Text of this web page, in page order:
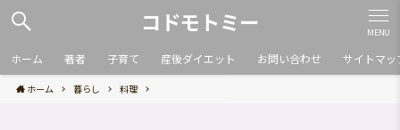
コドモトミー MENU
ホーム 著者 子育て 産後ダイエット お問い合わせ サイトマッ
ホーム 暮らし 料理